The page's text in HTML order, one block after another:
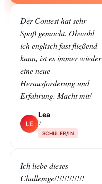
Der Contest hat sehr
Spaß gemacht. Obwohl
ich englisch fast fließend
kann, ist es immer wieder
eine neue
Herausforderung und
Erfahrung. Macht mit!
LE
Lea
7
SCHÜLER/IN
Ich liebe dieses
Challemge!!!!!!!!!!!!